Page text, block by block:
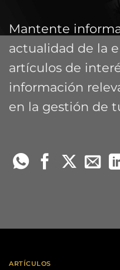
Mantente
actualidad de la
artículos de
información
en la gestión de
ARTÍCULOS